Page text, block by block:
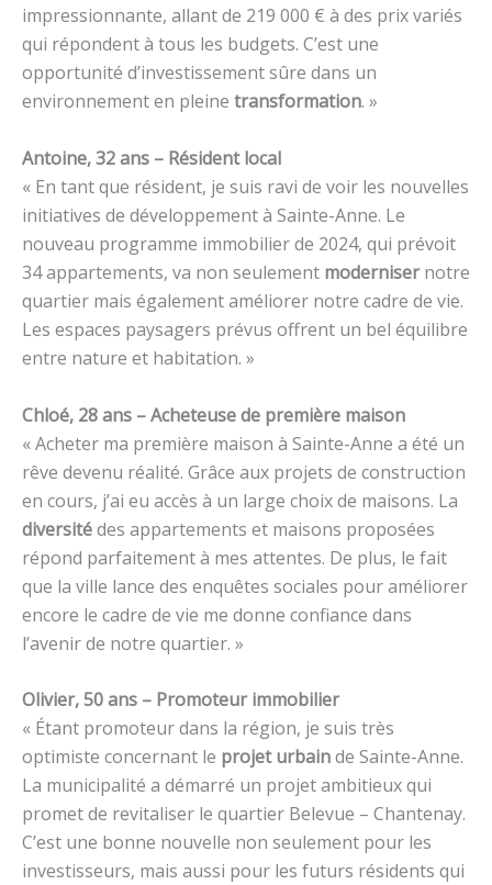
impressionnante, allant de 219 000 € à des prix variés
qui répondent à tous les budgets. C’est une
opportunité d’investissement sûre dans un
environnement en pleine transformation. »
Antoine, 32 ans – Résident local
« En tant que résident, je suis ravi de voir les nouvelles
initiatives de développement à Sainte-Anne. Le
nouveau programme immobilier de 2024, qui prévoit
34 appartements, va non seulement modernisernotre
quartier mais également améliorer notre cadre de vie.
Les espaces paysagers prévus offrent un bel équilibre
entre nature et habitation. »
Chloé, 28 ans – Acheteuse de première maison
« Acheter ma première maison à Sainte-Anne a été un
rêve devenu réalité. Grâce aux projets de construction
en cours, j’ai eu accès à un large choix de maisons. La
diversitédes appartements et maisons proposées
répond parfaitement à mes attentes. De plus, le fait
que la ville lance des enquêtes sociales pour améliorer
encore le cadre de vie me donne confiance dans
l’avenir de notre quartier. »
Olivier, 50 ans – Promoteur immobilier
« Étant promoteur dans la région, je suis très
optimiste concernant le projet urbainde Sainte-Anne.
La municipalité a démarré un projet ambitieux qui
promet de revitaliser le quartier Belevue – Chantenay.
C’est une bonne nouvelle non seulement pour les
investisseurs, mais aussi pour les futurs résidents qui